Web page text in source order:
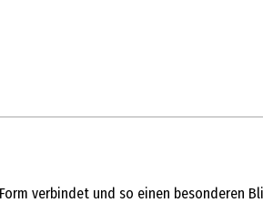
verbindet und so einen besonderen